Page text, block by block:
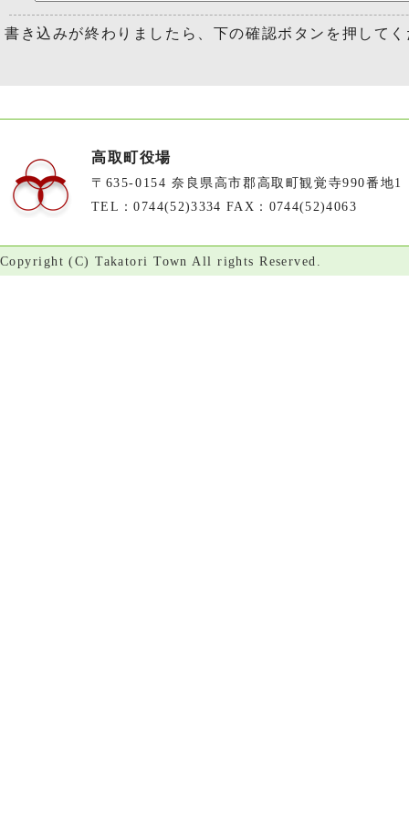
書き込みが終わりましたら、下の確認ボタンを押して
高取町役場
〒635-0154 奈良県高市郡高取町観覚寺990番地1
TEL：0744(52)3334 FAX：0744(52)4063
Copyright (C) Takatori Town All rights Reserved.